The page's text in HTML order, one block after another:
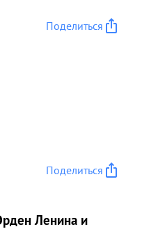
и техники
был настолько
Поделиться
Поделиться
Ленина и